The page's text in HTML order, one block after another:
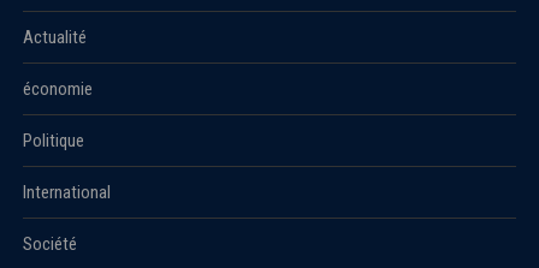
Actualité
économie
Politique
International
Société